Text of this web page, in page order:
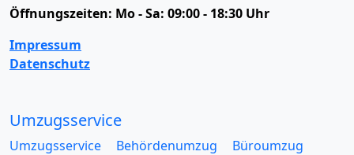
Öffnungszeiten: Mo - Sa: 09:00 - 18:30 Uhr
Impressum
Datenschutz
Umzugsservice
Umzugsservice Behördenumzug
Büroumzug